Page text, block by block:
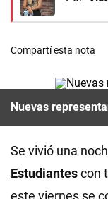
Compartí esta nota
Nuevas
Se vivió una
Estudiantescon
este viernes se